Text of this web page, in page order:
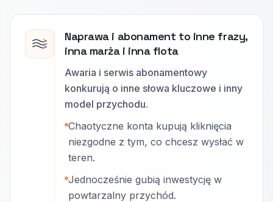
Naprawa i abonament to inne frazy,
inna marża i inna flota
Awaria i serwis abonamentowy
konkurują o inne słowa kluczowe i inny
model przychodu.
Chaotyczne konta kupują kliknięcia
niezgodne z tym, co chcesz wysłać w
teren.
Jednocześnie gubią inwestycję w
powtarzalny przychód.